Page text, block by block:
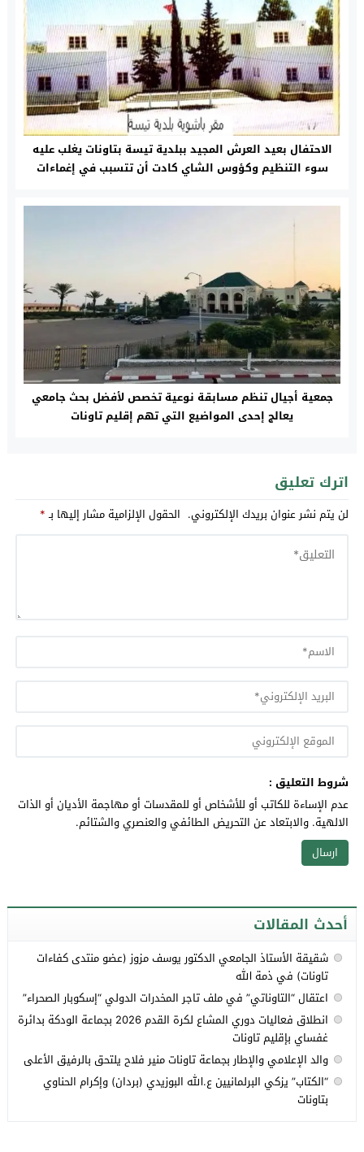
الاحتفال بعيد العرش المجيد ببلدية تيسة بتاونات يغلب عليه
سوء التنظيم وكؤوس الشاي كادت أن تتسبب في إغماءات
جمعية أجيال تنظم مسابقة نوعية تخصص لأفضل بحث جامعي
يعالج إحدى المواضيع التي تهم إقليم تاونات
اترك تعليق
لن يتم نشر عنوان بريدك الإلكتروني. الحقول الإلزامية مشار إليها بـ*
شروط التعليق :
عدم الإساءة للكاتب أو للأشخاص أو للمقدسات أو مهاجمة الأديان أو الذات
الالهية. والابتعاد عن التحريض الطائفي والعنصري والشتائم.
أحدث المقالات
شقيقة الأستاذ الجامعي الدكتور يوسف مزوز (عضو منتدى كفاءات
تاونات) في ذمة الله
اعتقال “التاوناتي” في ملف تاجر المخدرات الدولي “إسكوبار الصحراء”
انطلاق فعاليات دوري المشاع لكرة القدم 2026 بجماعة الودكة بدائرة
غفساي بإقليم تاونات
والد الإعلامي والإطار بجماعة تاونات منير فلاح يلتحق بالرفيق الأعلى
“الكتاب” يزكي البرلمانيين ع.الله البوزيدي (بردان) وإكرام الحناوي
بتاونات